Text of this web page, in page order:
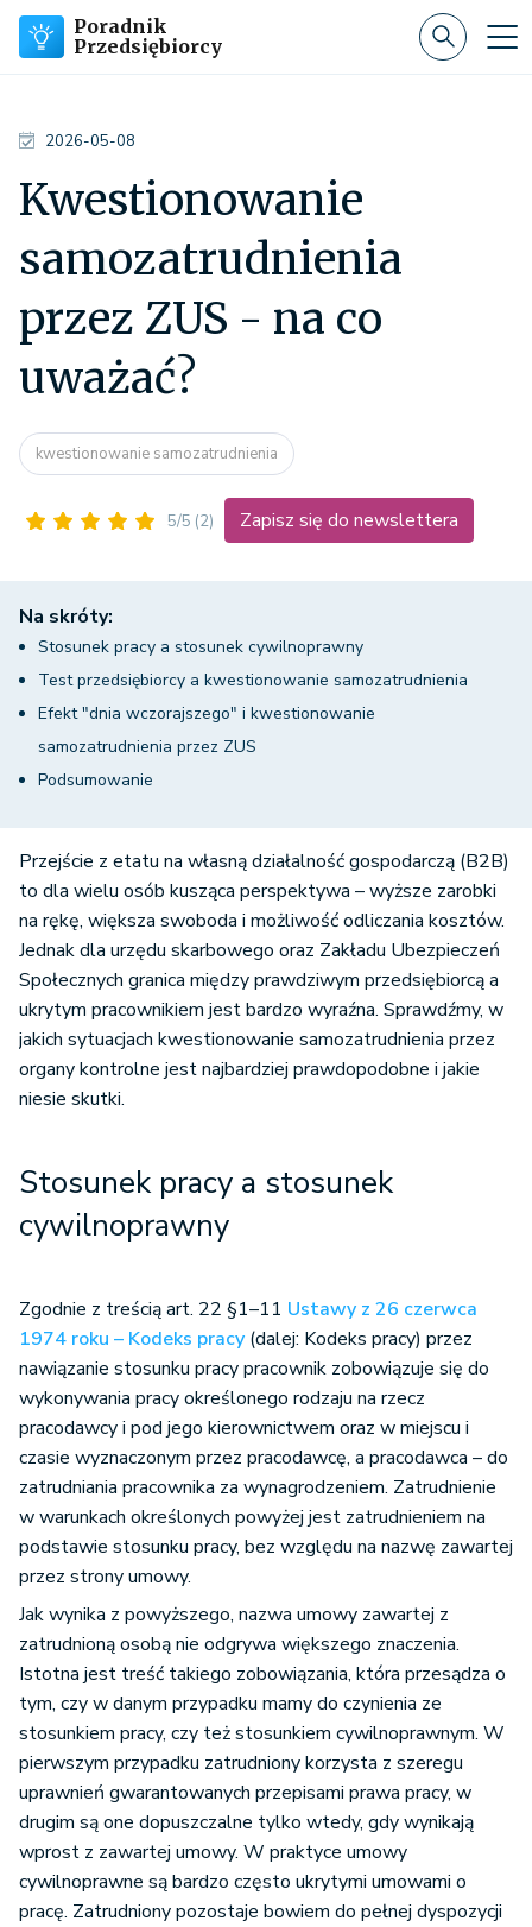
Poradnik
Przedsiębiorcy
2026-05-08
Kwestionowanie
samozatrudnienia
przez ZUS - na co
uważać?
kwestionowanie samozatrudnienia
5/5 (2) Zapisz się do newslettera
Na skróty:
Stosunek pracy a stosunek cywilnoprawny
Test przedsiębiorcy a kwestionowanie samozatrudnienia
Efekt "dnia wczorajszego" i kwestionowanie
samozatrudnienia przez ZUS
Podsumowanie
Przejście z etatu na własną działalność gospodarczą (B2B)
to dla wielu osób kusząca perspektywa – wyższe zarobki
na rękę, większa swoboda i możliwość odliczania kosztów.
Jednak dla urzędu skarbowego oraz Zakładu Ubezpieczeń
Społecznych granica między prawdziwym przedsiębiorcą a
ukrytym pracownikiem jest bardzo wyraźna. Sprawdźmy, w
jakich sytuacjach kwestionowanie samozatrudnienia przez
organy kontrolne jest najbardziej prawdopodobne i jakie
niesie skutki.
Stosunek pracy a stosunek
cywilnoprawny
Zgodnie z treścią art. 22 §1–11 Ustawy z 26 czerwca
1974 roku – Kodeks pracy (dalej: Kodeks pracy) przez
nawiązanie stosunku pracy pracownik zobowiązuje się do
wykonywania pracy określonego rodzaju na rzecz
pracodawcy i pod jego kierownictwem oraz w miejscu i
czasie wyznaczonym przez pracodawcę, a pracodawca – do
zatrudniania pracownika za wynagrodzeniem. Zatrudnienie
w warunkach określonych powyżej jest zatrudnieniem na
podstawie stosunku pracy, bez względu na nazwę zawartej
przez strony umowy.
Jak wynika z powyższego, nazwa umowy zawartej z
zatrudnioną osobą nie odgrywa większego znaczenia.
Istotna jest treść takiego zobowiązania, która przesądza o
tym, czy w danym przypadku mamy do czynienia ze
stosunkiem pracy, czy też stosunkiem cywilnoprawnym. W
pierwszym przypadku zatrudniony korzysta z szeregu
uprawnień gwarantowanych przepisami prawa pracy, w
drugim są one dopuszczalne tylko wtedy, gdy wynikają
wprost z zawartej umowy. W praktyce umowy
cywilnoprawne są bardzo często ukrytymi umowami o
pracę. Zatrudniony pozostaje bowiem do pełnej dyspozycji